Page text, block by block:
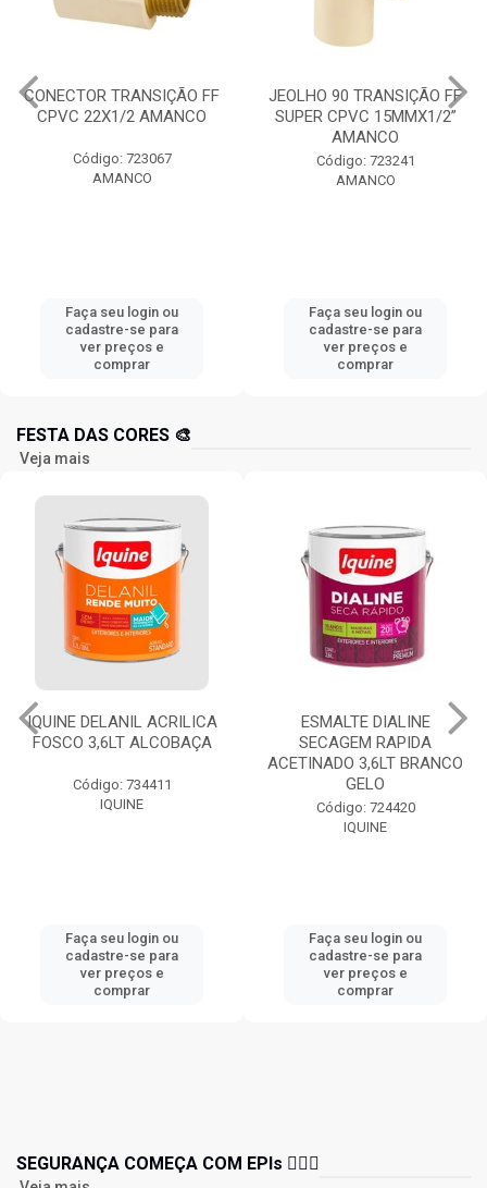
CONECTOR TRANSIÇÃO FF
CPVC 22X1/2 AMANCO
Código: 723067
AMANCO
Faça seu login ou
cadastre-se para
ver preços e
comprar
JEOLHO 90 TRANSIÇÃO FF
SUPER CPVC 15MMX1/2”
AMANCO
Código: 723241
AMANCO
Faça seu login ou
cadastre-se para
ver preços e
comprar
FESTA DAS CORES 🎨
Veja mais
IQUINE DELANIL ACRILICA
FOSCO 3,6LT ALCOBAÇA
Código: 734411
IQUINE
Faça seu login ou
cadastre-se para
ver preços e
comprar
ESMALTE DIALINE
SECAGEM RAPIDA
ACETINADO 3,6LT BRANCO
GELO
Código: 724420
IQUINE
Faça seu login ou
cadastre-se para
ver preços e
comprar
SEGURANÇA COMEÇA COM EPIs 👷🏻‍♂️